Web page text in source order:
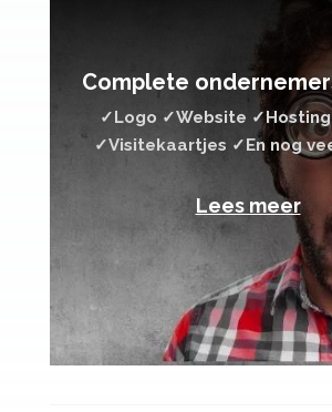
Complete
✓Logo ✓Website
✓Visitekaartjes ✓En nog
Lees meer